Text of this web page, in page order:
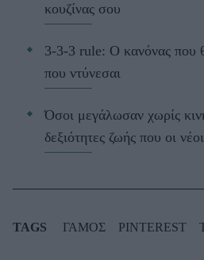
κουζίνας σου
3-3-3 rule: Ο κανόνας που
που ντύνεσαι
Όσοι μεγάλωσαν χωρίς
δεξιότητες ζωής που οι
TAGS ΓΑΜΟΣ PINTEREST